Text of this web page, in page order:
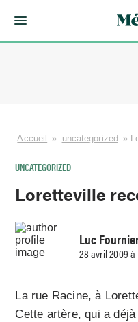
Accueil » uncategorized »
UNCATEGORIZED
Loretteville
Luc
28 avril 2009 à
La rue Racine, à
Cette artère, qui a